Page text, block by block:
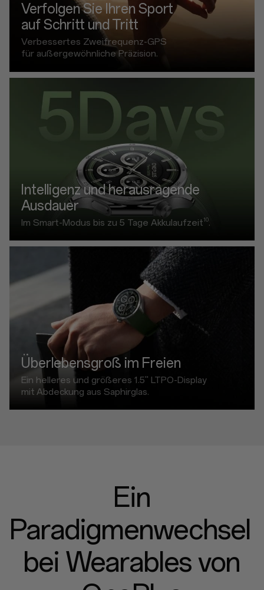
Verfolgen Sie Ihren Sport
auf Schritt und Tritt
Verbessertes Zweifrequenz-GPS
für außergewöhnliche Präzision.
Intelligenz und herausragende
Ausdauer
Im Smart-Modus bis zu 5 Tage Akkulaufzeit10.
Überlebensgroß im Freien
Ein helleres und größeres 1.5" LTPO-Display
mit Abdeckung aus Saphirglas.
Ein
Paradigmenwechsel
bei Wearables von